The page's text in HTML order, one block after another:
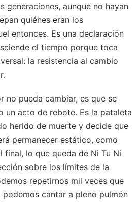
generaciones, aunque no hayan
quiénes eran los
entonces. Es una declaración
el tiempo porque toca
la resistencia al cambio
no pueda cambiar, es que se
un acto de rebote. Es la pataleta
herido de muerte y decide que
permanecer estático, como
final, lo que queda de Ni Tu Ni
sobre los límites de la
repetirnos mil veces que
podemos cantar a pleno pulmón